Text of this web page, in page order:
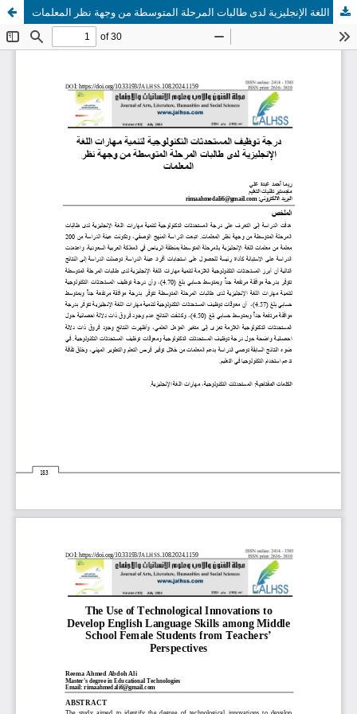
درجة توظيف المستحدثات التكنولوجية لتنمية مهارات اللغة الإنجليزية لدى طالبات المرحلة المتوسطة من وجهة نظر المعلمات